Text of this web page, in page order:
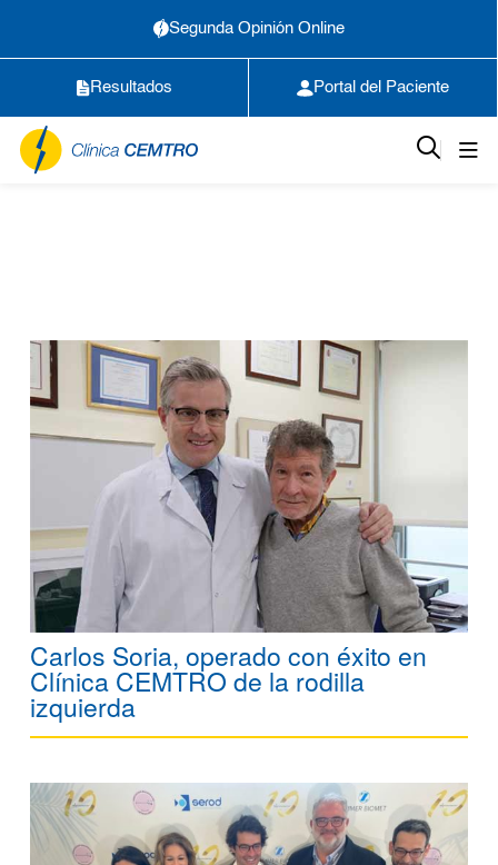
Segunda Opinión Online
Resultados Portal del Paciente
Carlos Soria, operado con éxito en
Clínica CEMTRO de la rodilla
izquierda